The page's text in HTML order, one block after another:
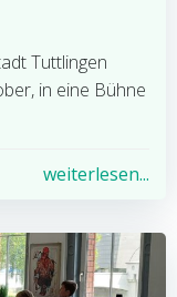
Tuttlingen
in eine Bühne
weiterlesen...